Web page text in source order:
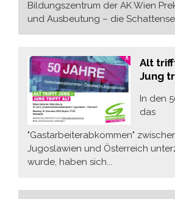
Bildungszentrum der AK Wien
und Ausbeutung – die
Alt
Jung
In den
das
"Gastarbeiterabkommen"
Jugoslawien und Österreich
wurde, haben sich...